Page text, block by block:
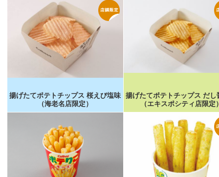
揚げたてポテトチップス 桜えび塩味
（海老名店限定）
揚げたてポテトチップス だし
（エキスポシティ店限定